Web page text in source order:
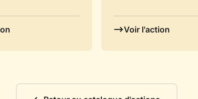
Voir l'action